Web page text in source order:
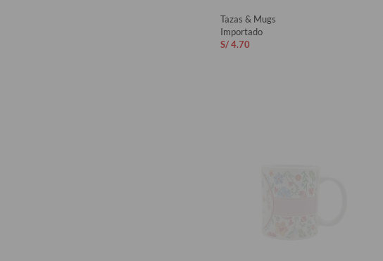
Tazas & Mugs
Importado
S/4.70